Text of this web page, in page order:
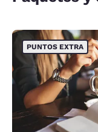
PUNTOS EXTRA